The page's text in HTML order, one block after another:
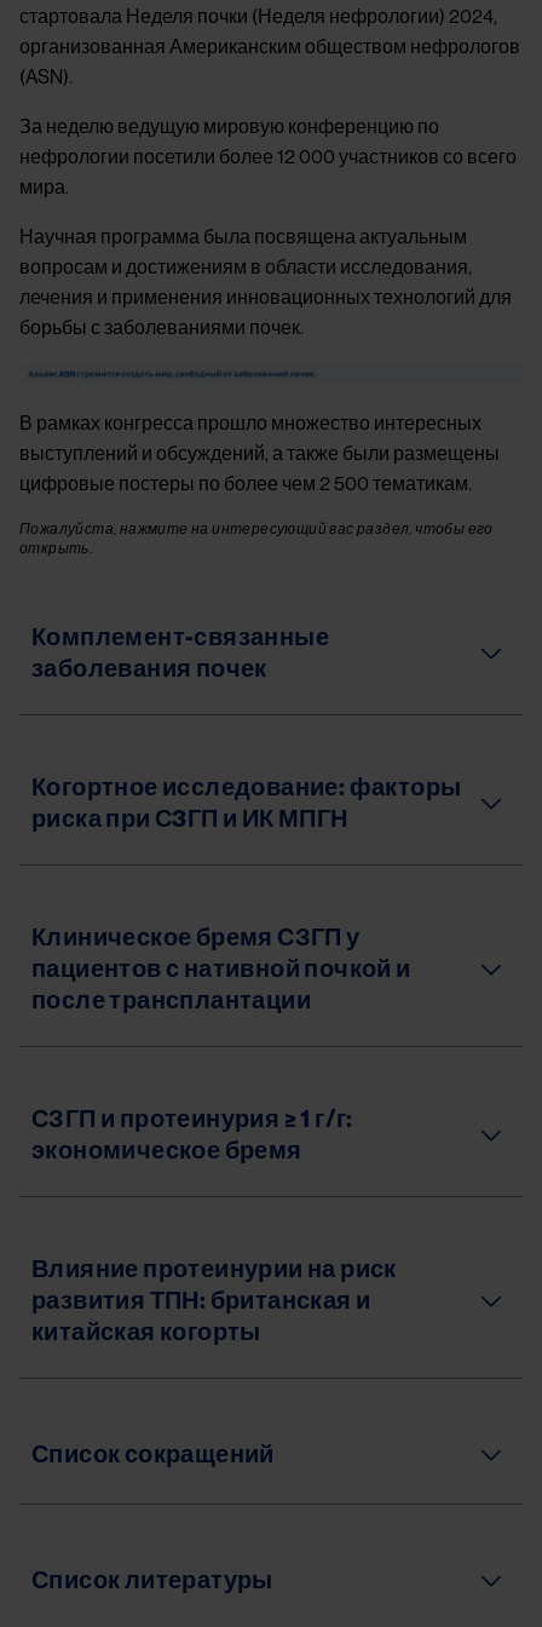
стартовала Неделя почки (Неделя нефрологии) 2024,
организованная Американским обществом нефрологов
(ASN).
За неделю ведущую мировую конференцию по
нефрологии посетили более 12 000 участников со всего
мира.
Научная программа была посвящена актуальным
вопросам и достижениям в области исследования,
лечения и применения инновационных технологий для
борьбы с заболеваниями почек.
Image
В рамках конгресса прошло множество интересных
выступлений и обсуждений, а также были размещены
цифровые постеры по более чем 2 500 тематикам.
Пожалуйста, нажмите на интересующий вас раздел, чтобы его
открыть.
Комплемент-связанные
заболевания почек
Когортное исследование: факторы
риска при С3ГП и ИК МПГН
Клиническое бремя СЗГП у
пациентов с нативной почкой и
после трансплантации
СЗГП и протеинурия ≥ 1 г/г:
экономическое бремя
Влияние протеинурии на риск
развития ТПН: британская и
китайская когорты
Список сокращений
Список литературы